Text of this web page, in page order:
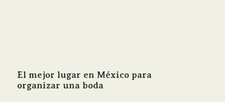
El mejor lugar en México para
organizar una boda